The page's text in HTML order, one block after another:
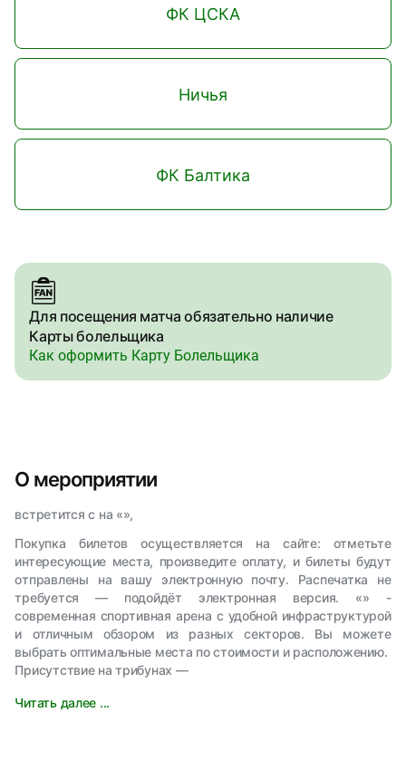
ФК ЦСКА
Ничья
ФК Балтика
Для посещения матча обязательно наличие
Карты болельщика
Как оформить Карту Болельщика
О мероприятии
встретится с на «»,
Покупка билетов осуществляется на сайте: отметьте
интересующие места, произведите оплату, и билеты будут
отправлены на вашу электронную почту. Распечатка не
требуется — подойдёт электронная версия. «» -
современная спортивная арена с удобной инфраструктурой
и отличным обзором из разных секторов. Вы можете
выбрать оптимальные места по стоимости и расположению.
Присутствие на трибунах —
Читать далее ...